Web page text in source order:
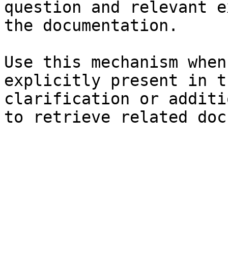
question and relevant
the documentation.
Use this mechanism
explicitly present in
clarification or